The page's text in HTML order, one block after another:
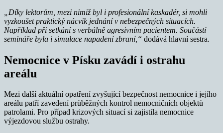
„Díky lektorům, mezi nimiž byl i profesionální kaskadér, si mohli
vyzkoušet praktický nácvik jednání v nebezpečných situacích.
Například při setkání s verbálně agresivním pacientem. Součástí
semináře byla i simulace napadení zbraní,“ dodává hlavní sestra.
Nemocnice v Písku zavádí i ostrahu
areálu
Mezi další aktuální opatření zvyšující bezpečnost nemocnice i jejího
areálu patří zavedení průběžných kontrol nemocničních objektů
patrolami. Pro případ krizových situací si zajistila nemocnice
výjezdovou službu ostrahy.